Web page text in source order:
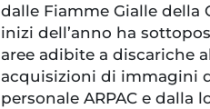
dalle Fiamme Gialle della
inizi dell’anno ha
aree adibite a discariche
acquisizioni di immagini
personale ARPAC e dalla